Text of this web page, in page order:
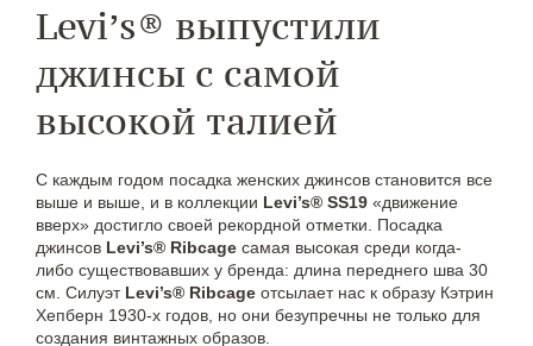
Levi’s® выпустили
джинсы с самой
высокой талией
C каждым годом посадка женских джинсов становится все
выше и выше, и в коллекции Levi’s® SS19 «движение
вверх» достигло своей рекордной отметки. Посадка
джинсов Levi’s® Ribcage самая высокая среди когда-
либо существовавших у бренда: длина переднего шва 30
см. Силуэт Levi’s® Ribcage отсылает нас к образу Кэтрин
Хепберн 1930-х годов, но они безупречны не только для
создания винтажных образов.